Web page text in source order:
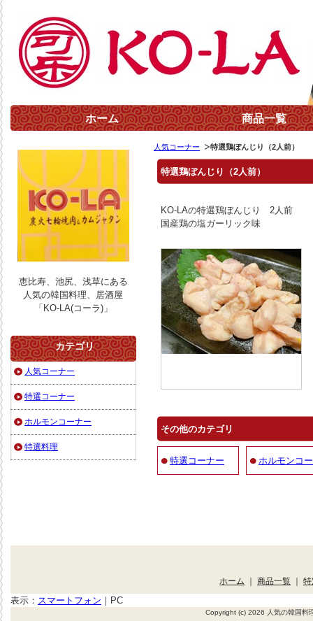
ホーム 商品一覧
人気コーナー 特選鶏ぼんじり（2人前）
特選鶏ぼんじり（2人前）
KO-LAの特選鶏ぼんじり 2人前
国産鶏の塩ガーリック味
その他のカテゴリ
特選コーナー ホルモンコ
恵比寿、池尻、浅草にある
人気の韓国料理、居酒屋
「KO-LA(コーラ)」
カテゴリ
人気コーナー
特選コーナー
ホルモンコーナー
特選料理
ホーム ｜ 商品一覧 ｜ 特
表示： スマートフォン ｜ PC
Copyright (c) 2026 人気の韓国料